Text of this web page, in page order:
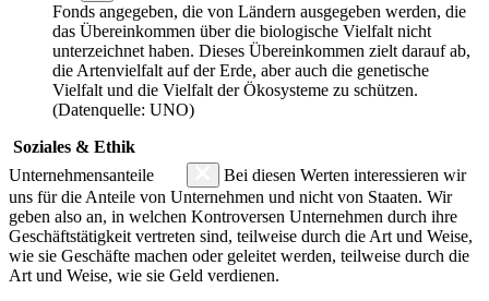
Fonds angegeben, die von Ländern ausgegeben werden, die
das Übereinkommen über die biologische Vielfalt nicht
unterzeichnet haben. Dieses Übereinkommen zielt darauf ab,
die Artenvielfalt auf der Erde, aber auch die genetische
Vielfalt und die Vielfalt der Ökosysteme zu schützen.
(Datenquelle: UNO)
Soziales & Ethik
Unternehmensanteile
Bei diesen Werten interessieren wir
uns für die Anteile von Unternehmen und nicht von Staaten. Wir
geben also an, in welchen Kontroversen Unternehmen durch ihre
Geschäftstätigkeit vertreten sind, teilweise durch die Art und Weise,
wie sie Geschäfte machen oder geleitet werden, teilweise durch die
Art und Weise, wie sie Geld verdienen.